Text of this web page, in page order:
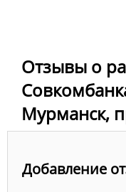
Отзывы о
Мурманск,
Добавление